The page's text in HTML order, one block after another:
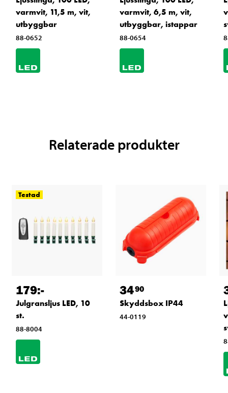
varmvit, 11,5 m, vit,
utbyggbar
88-0652
varmvit, 6,5 m, vit,
utbyggbar, istappar
88-0654
Relaterade produkter
Testad
179:-
Julgransljus LED, 10
st.
88-8004
3490
Skyddsbox IP44
44-0119